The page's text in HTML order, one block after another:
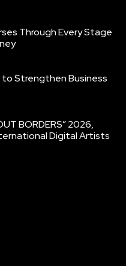
Through Every Stage
Strengthen Business
BORDERS” 2026,
Digital Artists